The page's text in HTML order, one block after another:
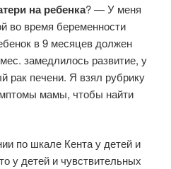
на ребенка? — У меня
во время беременности
в 9 месяцев должен
замедлилось развитие, у
рак печени. Я взял рубрику
мамы, чтобы найти
по шкале Кента у детей и
у детей и чувствительных